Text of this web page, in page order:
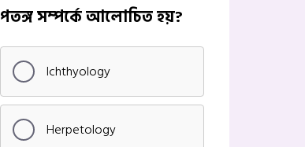
পতঙ্গ সম্পর্কে আলোচিত হয়?
Ichthyology
Herpetology